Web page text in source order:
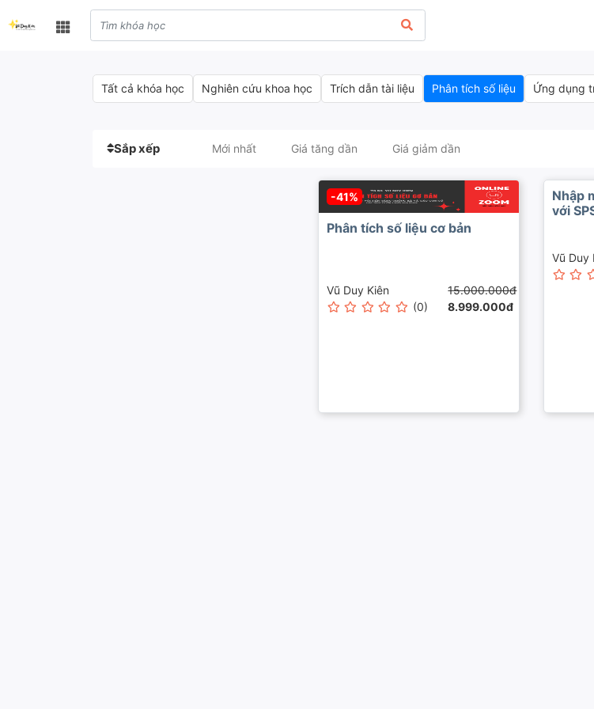
Tất cả khóa học Nghiên cứu khoa học Trích dẫn tài liệu Phân tích số liệu Ứng dụng
Sắp xếp Mới nhất Giá tăng dần Giá giảm dần
-41%
Phân tích số liệu cơ bản
Vũ Duy Kiên
(0)
15.000.000đ
8.999.000đ
Nhập
với
Vũ Duy